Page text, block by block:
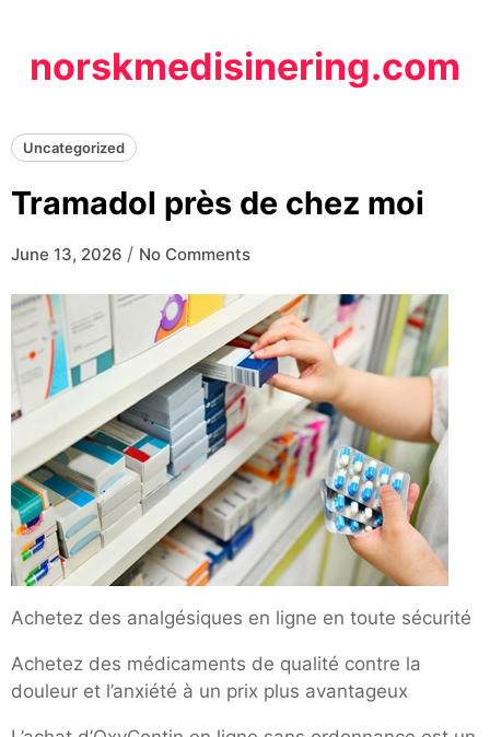
contentnorskmedisinering.com
Uncategorized
Tramadol près de chez moi
June 13, 2026 / No Comments
Achetez des analgésiques en ligne en toute sécurité
Achetez des médicaments de qualité contre la
douleur et l’anxiété à un prix plus avantageux